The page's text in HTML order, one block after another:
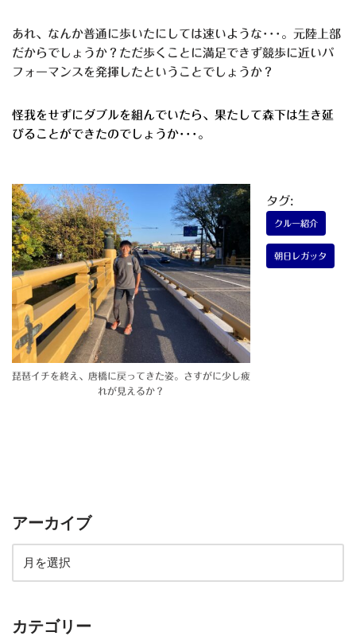
あれ、なんか普通に歩いたにしては速いような･･･。元陸上部
だからでしょうか？ただ歩くことに満足できず競歩に近いパ
フォーマンスを発揮したということでしょうか？
怪我をせずにダブルを組んでいたら、果たして森下は生き延
びることができたのでしょうか･･･。
琵琶イチを終え、唐橋に戻ってきた姿。さすがに少し疲
れが見えるか？
タグ:
クルー紹介
朝日レガッタ
アーカイブ
カテゴリー